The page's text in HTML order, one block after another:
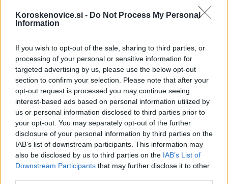
Koroskenovice.si - Do Not Process My Personal
Information
If you wish to opt-out of the sale, sharing to third parties, or
processing of your personal or sensitive information for
targeted advertising by us, please use the below opt-out
section to confirm your selection. Please note that after your
opt-out request is processed you may continue seeing
interest-based ads based on personal information utilized by
us or personal information disclosed to third parties prior to
your opt-out. You may separately opt-out of the further
disclosure of your personal information by third parties on the
IAB’s list of downstream participants. This information may
also be disclosed by us to third parties on the IAB’s List of
Downstream Participants that may further disclose it to other
Opozorilo:Po 297. členu Kazenskega zakonika je
posameznik kazensko odgovoren za javno spodbujanje
rasističnimi, diskriminatornimi ali nezakonitimi vsebinami bodo
odstranjeni. Pravila komentiranja →
Failed to fetch
Kategorije: Novice
Ključne besede: KOŠARKA
Luka Dončič